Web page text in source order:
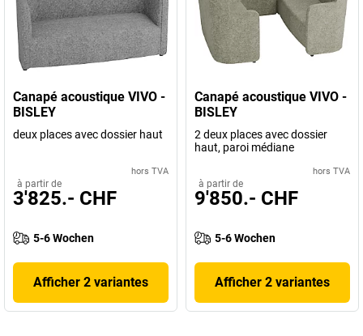
Canapé acoustique VIVO -
BISLEY
deux places avec dossier haut
hors TVA
à partir de
3'825.- CHF
5-6 Wochen
Afficher 2 variantes
Canapé acoustique VIVO -
BISLEY
2 deux places avec dossier
haut, paroi médiane
hors TVA
à partir de
9'850.- CHF
5-6 Wochen
Afficher 2 variantes